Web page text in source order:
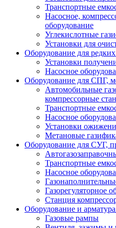
Транспортные
Насосное,
оборудование
Углекислотные
Установки для
Оборудование для редких
Установки
Насосное
Оборудование для СПГ,
Автомобильные
компрессорные
Транспортные
Насосное
Установки
Метановые
Оборудование для СУГ,
Транспортные
Насосное
Газорегуляторное
Станция
Оборудование и
Газовые рампы